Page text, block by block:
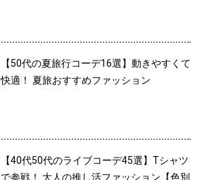
【50代の夏旅行コーデ16選】動きやすくて
快適！ 夏旅おすすめファッション
【40代50代のライブコーデ45選】Tシャツ
で参戦！ 大人の推し活ファッション【色別